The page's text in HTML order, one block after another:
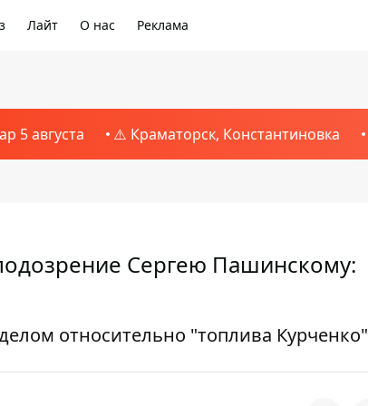
Лайт О нас Реклама
5 августа ⚠️ Краматорск, Константиновка
Сергею Пашинскому:
относительно "топлива Курченко"